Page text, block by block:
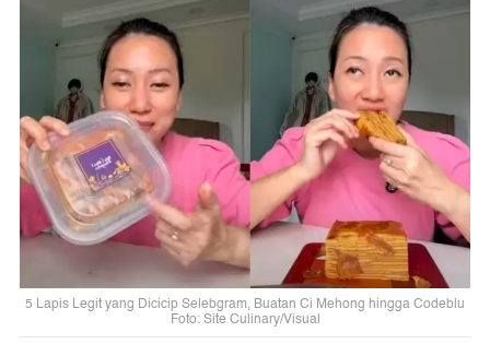
5 Lapis Legit yang Dicicip Selebgram, Buatan Ci Mehong hingga Codeblu
Foto: Site Culinary/Visual